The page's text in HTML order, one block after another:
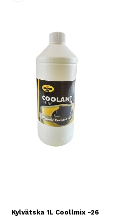
Kylvätska 1L Coollmix -26